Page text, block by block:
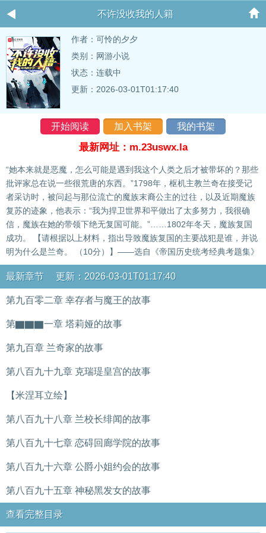
不许没收我的人籍
作者： 可怜的夕夕
类别：网游小说
状态：连载中
更新：2026-03-01T01:17:40
开始阅读 加入书架 我的书架
最新网址：m.23uswx.la
“她本来就是恶魔，怎么可能是遇到我这个人类之后才被带坏的？那些
批评家总在说一些很荒唐的东西。”1798年，枢机主教兰奇在接受记
者采访时，被问起与那位流亡的魔族末裔公主的过往，以及近期魔族
复苏的迹象，他表示：“我为捍卫世界和平做出了太多努力，我很确
信，魔族在她的带领下绝无复国可能。”……1802年冬天，魔族复国
成功。 【请根据以上材料，指出导致魔族复国的主要战犯是谁，并说
明为什么是兰奇。 （10分）】——选自《帝国历史统考经典考题集》
最新章节 更新：2026-03-01T01:17:40
第九百零二章 幸存者与魔王的故事
第▇▇▇一章 塔莉娅的故事
第九百章 兰奇家的故事
第八百九十九章 克瑞瑅皇宫的故事
【米涅耳立绘】
第八百九十八章 兰校长绯闻的故事
第八百九十七章 恋碍回廊学院的故事
第八百九十六章 公爵小姐约会的故事
第八百九十五章 神秘黑发女的故事
查看完整目录